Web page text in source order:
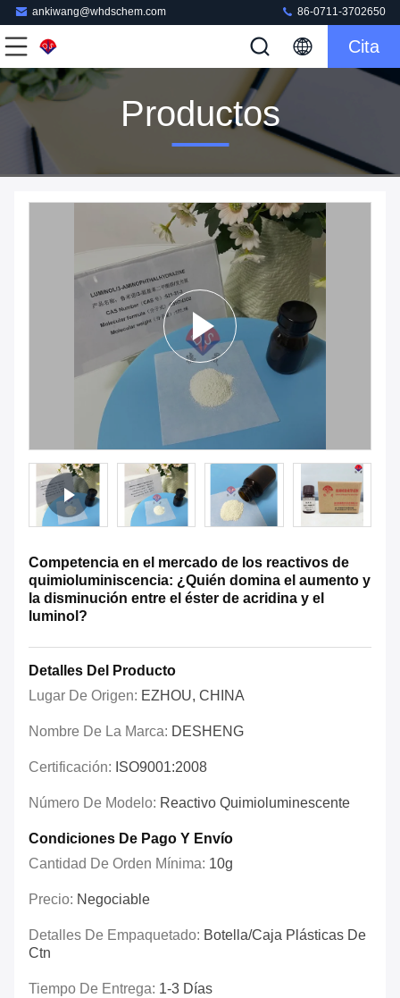
ankiwang@whdschem.com 86-0711-3702650
Cita
Productos
Competencia en el mercado de los reactivos de
quimioluminiscencia: ¿Quién domina el aumento y
la disminución entre el éster de acridina y el
luminol?
Detalles Del Producto
Lugar De Origen: EZHOU, CHINA
Nombre De La Marca: DESHENG
Certificación: ISO9001:2008
Número De Modelo: Reactivo Quimioluminescente
Condiciones De Pago Y Envío
Cantidad De Orden Mínima: 10g
Precio: Negociable
Detalles De Empaquetado: Botella/caja Plásticas De
Ctn
Tiempo De Entrega: 1-3 Días